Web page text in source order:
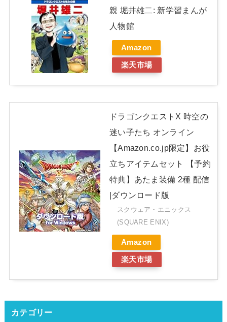
親 堀井雄二: 新学習まんが
人物館
Amazon
楽天市場
ドラゴンクエストX 時空の
迷い子たち オンライン
【Amazon.co.jp限定】お役
立ちアイテムセット 【予約
特典】あたま装備 2種 配信
|ダウンロード版
スクウェア・エニックス
(SQUARE ENIX)
Amazon
楽天市場
カテゴリー